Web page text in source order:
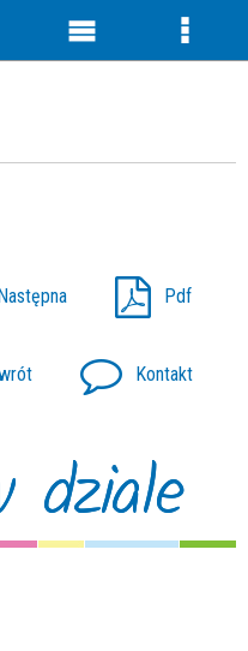
Pdf
Kontakt
dziale
Menu
Menu